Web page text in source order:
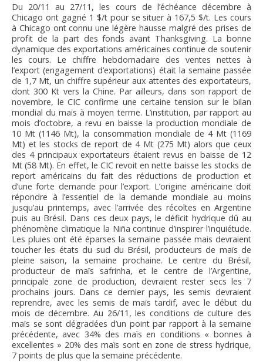
IRRIGANTS DE FRANCE
GERM-SERVICES
EMPLOI
Du 20/11 au 27/11, les cours de l’échéance décembre à
Chicago ont gagné 1 $/t pour se situer à 167,5 $/t. Les cours
à Chicago ont connu une légère hausse malgré des prises de
profit de la part des fonds avant Thanksgiving. La bonne
dynamique des exportations américaines continue de soutenir
les cours. Le chiffre hebdomadaire des ventes nettes à
l’export (engagement d’exportations) était la semaine passée
de 1,7 Mt, un chiffre supérieur aux attentes des exportateurs,
dont 300 Kt vers la Chine. Par ailleurs, dans son rapport de
novembre, le CIC confirme une certaine tension sur le bilan
mondial du maïs à moyen terme. L’institution, par rapport au
mois d’octobre, a revu en baisse la production mondiale de
10 Mt (1146 Mt), la consommation mondiale de 4 Mt (1169
Mt) et les stocks de report de 4 Mt (275 Mt) alors que ceux
des 4 principaux exportateurs étaient revus en baisse de 12
Mt (58 Mt). En effet, le CIC revoit en nette baisse les stocks de
report américains du fait des réductions de production et
d’une forte demande pour l’export. L’origine américaine doit
répondre à l’essentiel de la demande mondiale au moins
jusqu’au printemps, avec l’arrivée des récoltes en Argentine
puis au Brésil. Dans ces deux pays, le déficit hydrique dû au
phénomène climatique la Niña continue d’inspirer l’inquiétude.
Les pluies ont été éparses la semaine passée mais devraient
toucher les états du sud du Brésil, producteurs de maïs de
pleine saison, la semaine prochaine. Le centre du Brésil,
producteur de maïs safrinha, et le centre de l’Argentine,
principale zone de production, devraient rester secs les 7
prochains jours. Dans ce dernier pays, les semis devraient
reprendre, avec les semis de maïs tardif, avec le début du
mois de décembre. Au 26/11, les conditions de culture des
maïs se sont dégradées d’un point par rapport à la semaine
précédente, avec 34% des maïs en conditions « bonnes à
excellentes » 20% des maïs sont en zone de stress hydrique,
7 points de plus que la semaine précédente.